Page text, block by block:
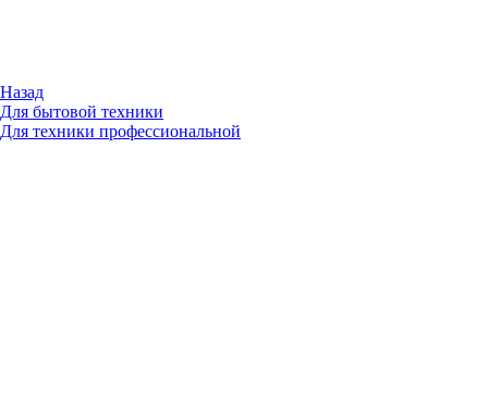
Назад
Для бытовой техники
Для техники профессиональной